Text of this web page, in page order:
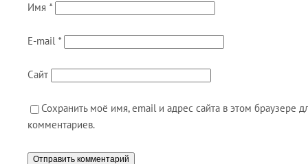
Имя *
E-mail *
Сайт
Сохранить моё имя, email и адрес сайта в этом браузере
комментариев.